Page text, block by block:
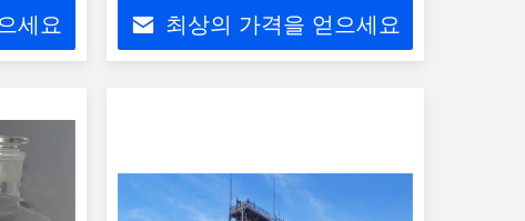
세요 최상의 가격을 얻으세요